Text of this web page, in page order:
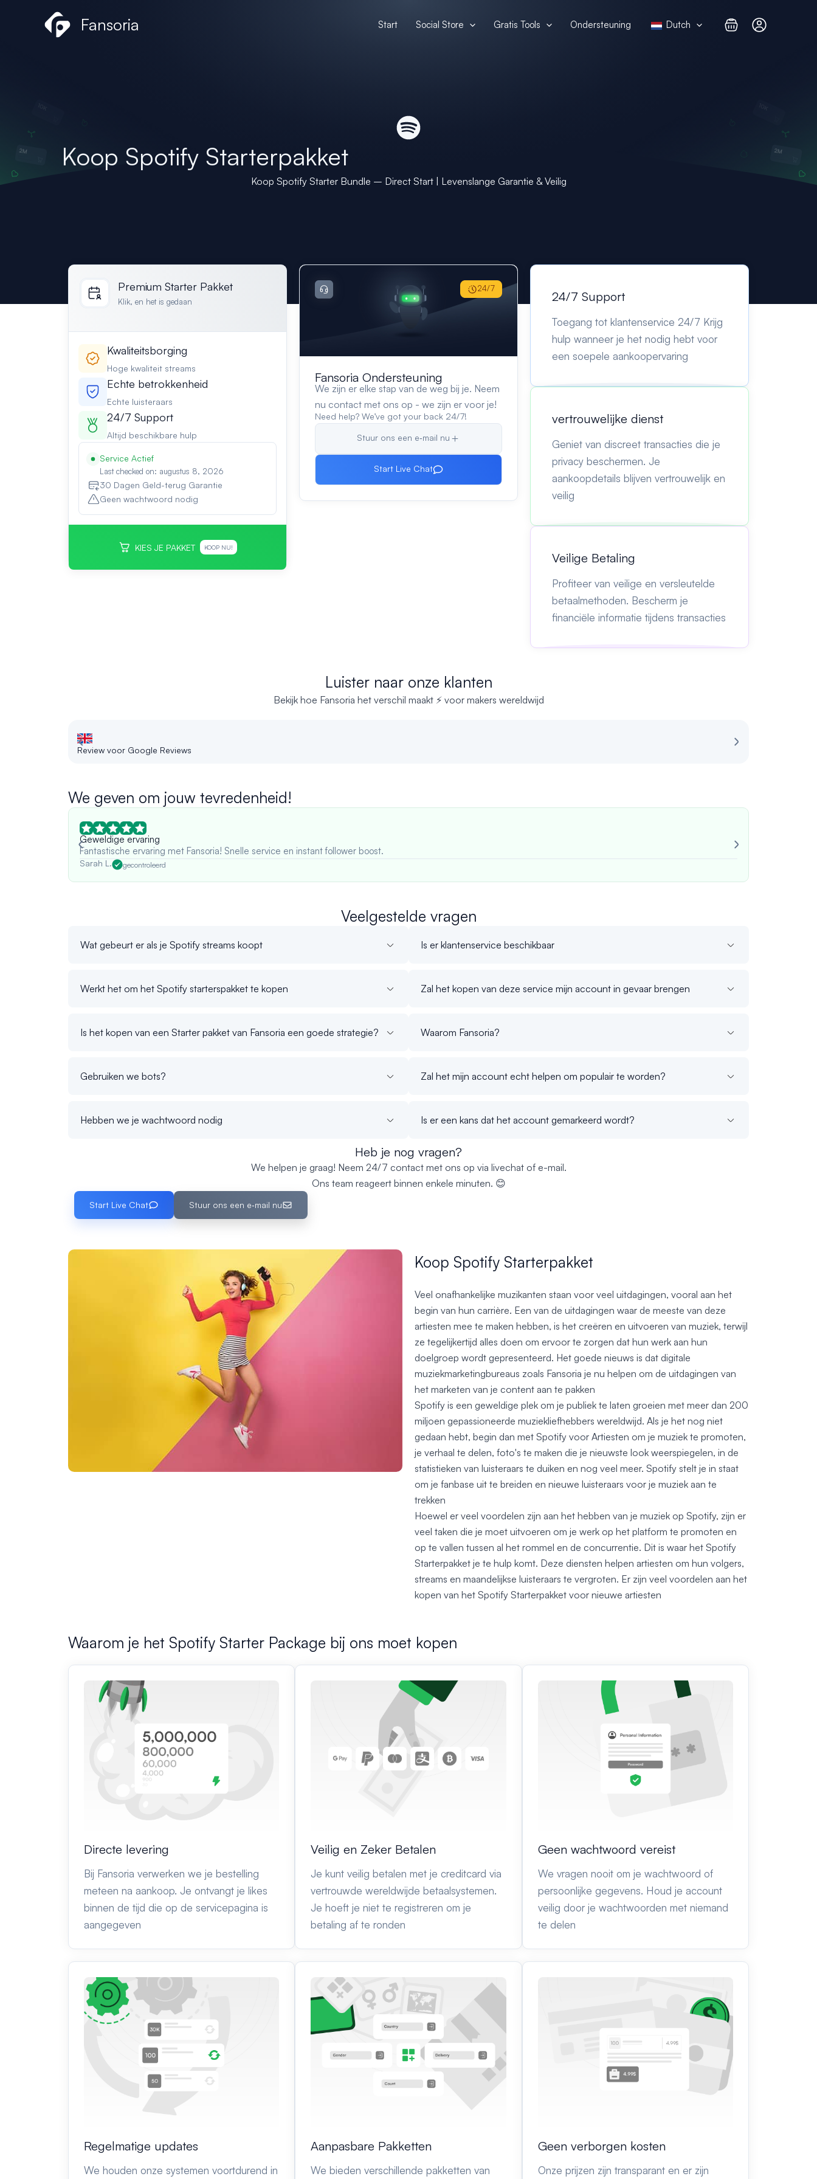
Fansoria Start Social Store Gratis Tools Ondersteuning Dutch
Koop Spotify Starterpakket
Koop Spotify Starter Bundle – Direct Start | Levenslange Garantie & Veilig
Premium Starter Pakket
Klik, en het is gedaan
Kwaliteitsborging
Hoge kwaliteit streams
Echte betrokkenheid
Echte luisteraars
24/7 Support
Altijd beschikbare hulp
Service Actief
Last checked on: augustus 8, 2026
30 Dagen Geld-terug Garantie
Geen wachtwoord nodig
KIES JE PAKKET KOOP NU!
Fansoria Ondersteuning
We zijn er elke stap van de weg bij je. Neem
nu contact met ons op - we zijn er voor je!
Need help? We’ve got your back 24/7!
Stuur ons een e‑mail nu
Start Live Chat
24/7
24/7 Support
Toegang tot klantenservice 24/7 Krijg
hulp wanneer je het nodig hebt voor
een soepele aankoopervaring
vertrouwelijke dienst
Geniet van discreet transacties die je
privacy beschermen. Je
aankoopdetails blijven vertrouwelijk en
veilig
Veilige Betaling
Profiteer van veilige en versleutelde
betaalmethoden. Bescherm je
financiële informatie tijdens transacties
Luister naar onze klanten
Bekijk hoe Fansoria het verschil maakt ⚡ voor makers wereldwijd
Review voor Google Reviews
We geven om jouw tevredenheid!
Geweldige ervaring
Fantastische ervaring met Fansoria! Snelle service en instant follower boost.
Sarah L. gecontroleerd
Veelgestelde vragen
Wat gebeurt er als je Spotify streams koopt
Werkt het om het Spotify starterspakket te kopen
Is het kopen van een Starter pakket van Fansoria een goede strategie?
Gebruiken we bots?
Hebben we je wachtwoord nodig
Is er klantenservice beschikbaar
Zal het kopen van deze service mijn account in gevaar brengen
Waarom Fansoria?
Zal het mijn account echt helpen om populair te worden?
Is er een kans dat het account gemarkeerd wordt?
Heb je nog vragen?
We helpen je graag! Neem 24/7 contact met ons op via livechat of e-mail.
Ons team reageert binnen enkele minuten. 😊
Start Live Chat Stuur ons een e‑mail nu
Koop Spotify Starterpakket
Veel onafhankelijke muzikanten staan voor veel uitdagingen, vooral aan het
begin van hun carrière. Een van de uitdagingen waar de meeste van deze
artiesten mee te maken hebben, is het creëren en uitvoeren van muziek, terwijl
ze tegelijkertijd alles doen om ervoor te zorgen dat hun werk aan hun
doelgroep wordt gepresenteerd. Het goede nieuws is dat digitale
muziekmarketingbureaus zoals Fansoria je nu helpen om de uitdagingen van
het marketen van je content aan te pakken
Spotify is een geweldige plek om je publiek te laten groeien met meer dan 200
miljoen gepassioneerde muziekliefhebbers wereldwijd. Als je het nog niet
gedaan hebt, begin dan met Spotify voor Artiesten om je muziek te promoten,
je verhaal te delen, foto's te maken die je nieuwste look weerspiegelen, in de
statistieken van luisteraars te duiken en nog veel meer. Spotify stelt je in staat
om je fanbase uit te breiden en nieuwe luisteraars voor je muziek aan te
trekken
Hoewel er veel voordelen zijn aan het hebben van je muziek op Spotify, zijn er
veel taken die je moet uitvoeren om je werk op het platform te promoten en
op te vallen tussen al het rommel en de concurrentie. Dit is waar het Spotify
Starterpakket je te hulp komt. Deze diensten helpen artiesten om hun volgers,
streams en maandelijkse luisteraars te vergroten. Er zijn veel voordelen aan het
kopen van het Spotify Starterpakket voor nieuwe artiesten
Waarom je het Spotify Starter Package bij ons moet kopen
Directe levering
Bij Fansoria verwerken we je bestelling
meteen na aankoop. Je ontvangt je likes
binnen de tijd die op de servicepagina is
aangegeven
Veilig en Zeker Betalen
Je kunt veilig betalen met je creditcard via
vertrouwde wereldwijde betaalsystemen.
Je hoeft je niet te registreren om je
betaling af te ronden
Geen wachtwoord vereist
We vragen nooit om je wachtwoord of
persoonlijke gegevens. Houd je account
veilig door je wachtwoorden met niemand
te delen
Regelmatige updates
We houden onze systemen voortdurend in
Aanpasbare Pakketten
We bieden verschillende pakketten van
Geen verborgen kosten
Onze prijzen zijn transparant en er zijn